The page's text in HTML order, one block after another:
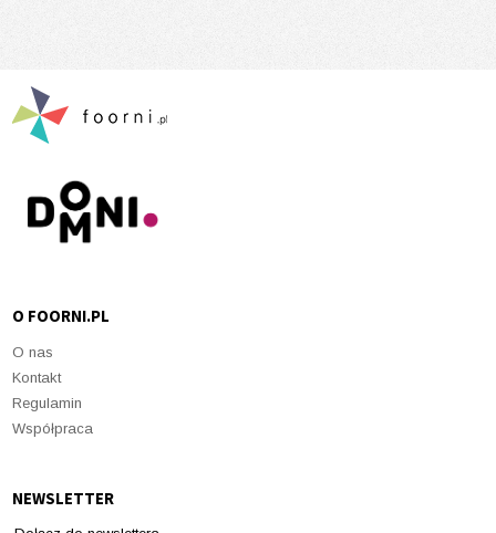
O FOORNI.PL
O nas
Kontakt
Regulamin
Współpraca
NEWSLETTER